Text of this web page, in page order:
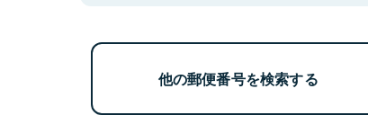
他の郵便番号を検索する